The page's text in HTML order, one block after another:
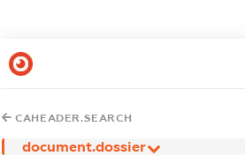
CAHEADER.SEARCH
document.dossier